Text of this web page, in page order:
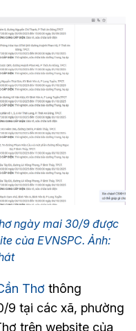
ngày mai 30/9 được
của EVNSPC. Ảnh:
Thơ thông
9 tại các xã, phường
trên website của